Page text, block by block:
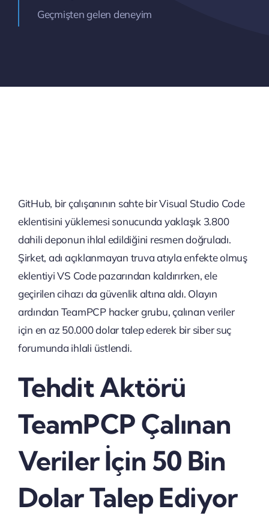
Geçmişten gelen deneyim
GitHub, bir çalışanının sahte bir Visual Studio Code
eklentisini yüklemesi sonucunda yaklaşık 3.800
dahili deponun ihlal edildiğini resmen doğruladı.
Şirket, adı açıklanmayan truva atıyla enfekte olmuş
eklentiyi VS Code pazarından kaldırırken, ele
geçirilen cihazı da güvenlik altına aldı. Olayın
ardından TeamPCP hacker grubu, çalınan veriler
için en az 50.000 dolar talep ederek bir siber suç
forumunda ihlali üstlendi.
Tehdit Aktörü
TeamPCP Çalınan
Veriler İçin 50 Bin
Dolar Talep Ediyor